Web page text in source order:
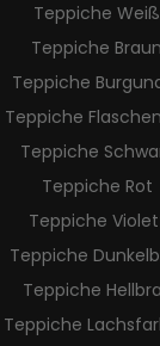
Teppiche Weiß
Teppiche Braun
Teppiche
Teppiche
Teppiche
Teppiche Rot
Teppiche
Teppiche
Teppiche
Teppiche